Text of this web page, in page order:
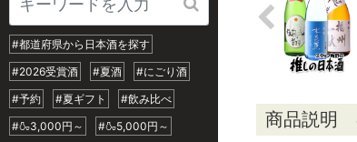
#都道府県から日本酒を探す
#2026受賞酒
#夏酒
#にごり酒
#予約
#夏ギフト
#飲み比べ
#🍶3,000円～
#🍶5,000円～
商品説明